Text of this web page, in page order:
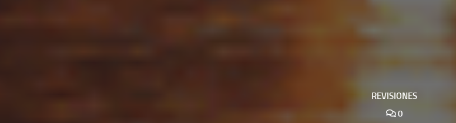
REVISIONES
0